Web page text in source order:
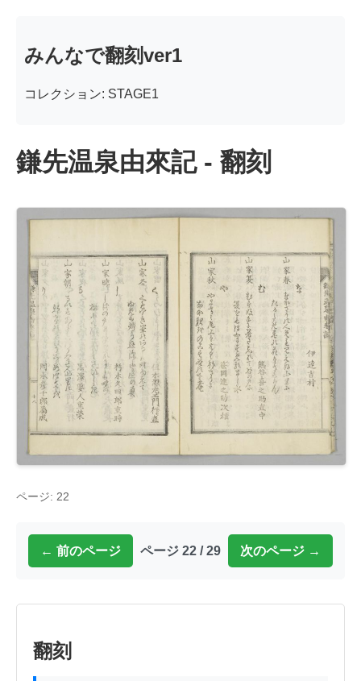
みんなで翻刻ver1
コレクション: STAGE1
鎌先温泉由來記 - 翻刻
ページ: 22
← 前のページ ページ 22 / 29 次のページ →
翻刻